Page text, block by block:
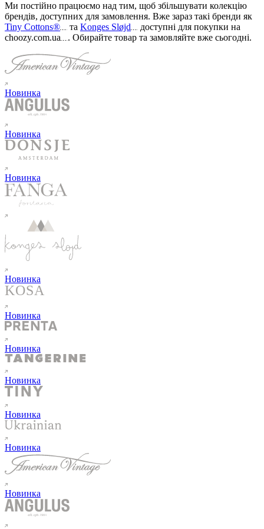
Ми постійно працюємо над тим, щоб збільшувати колекцію
брендів, доступних для замовлення. Вже зараз такі бренди як
Tiny Cottons®
та Konges Sløjd
доступні для покупки на
choozy.com.ua
. Обирайте товар та замовляйте вже сьогодні.
Новинка
Новинка
Новинка
Новинка
Новинка
Новинка
Новинка
Новинка
Новинка
Новинка